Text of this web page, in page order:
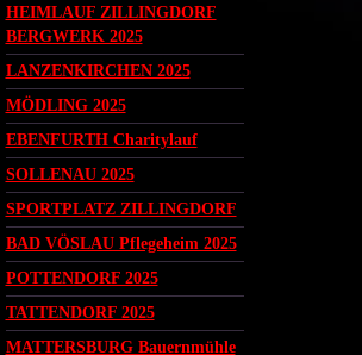
HEIMLAUF ZILLINGDORF
BERGWERK 2025
LANZENKIRCHEN 2025
MÖDLING 2025
EBENFURTH Charitylauf
SOLLENAU 2025
SPORTPLATZ ZILLINGDORF
BAD VÖSLAU Pflegeheim 2025
POTTENDORF 2025
TATTENDORF 2025
MATTERSBURG Bauernmühle